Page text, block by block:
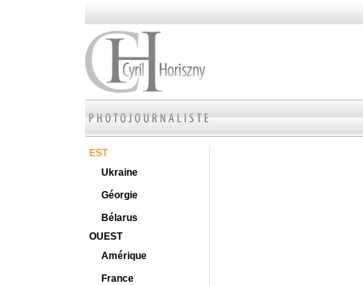
EST
Ukraine
Géorgie
Bélarus
OUEST
Amérique
France